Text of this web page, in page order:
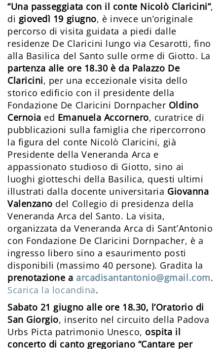
“Una passeggiata con il conte Nicolò Claricini”,
di giovedì 19 giugno, è invece un’originale
percorso di visita guidata a piedi dalle
residenze De Claricini lungo via Cesarotti, fino
alla Basilica del Santo sulle orme di Giotto. La
partenza alle ore 18.30 è da Palazzo De
Claricini, per una eccezionale visita dello
storico edificio con il presidente della
Fondazione De Claricini Dornpacher Oldino
Cernoia ed Emanuela Accornero, curatrice di
pubblicazioni sulla famiglia che ripercorrono
la figura del conte Nicolò Claricini, già
Presidente della Veneranda Arca e
appassionato studioso di Giotto, sino ai
luoghi giotteschi della Basilica, questi ultimi
illustrati dalla docente universitaria Giovanna
Valenzano del Collegio di presidenza della
Veneranda Arca del Santo. La visita,
organizzata da Veneranda Arca di Sant’Antonio
con Fondazione De Claricini Dornpacher, è a
ingresso libero sino a esaurimento posti
disponibili (massimo 40 persone). Gradita la
prenotazione a arcadisantantonio@gmail.com.
Scarica la locandina.
Sabato 21 giugno alle ore 18.30, l’Oratorio di
San Giorgio, inserito nel circuito della Padova
Urbs Picta patrimonio Unesco, ospita il
concerto di canto gregoriano “Cantare per